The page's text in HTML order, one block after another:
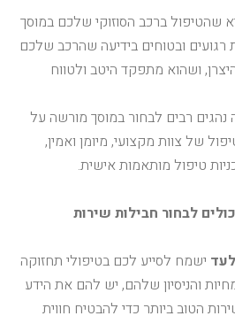
שהטיפול ברכב הסוזוקי שלכם במוסך
ובטוחים בידיעה שהרכב שלכם
ושהוא מתפקד היטב ולטווח
נהגים רבים לבחור במוסך מורשה על
של צוות מקצועי, מיומן ואמין,
טיפול מותאמות אישית.
לבחור חבילות שירות
ישמח לסייע לכם בטיפולי תחזוקה
והניסיון שלהם, יש להם את הידע
הטוב ביותר כדי להבטיח חווית